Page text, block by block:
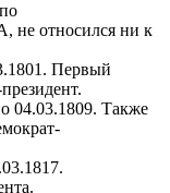
не относился ни к
Первый
04.03.1809. Также